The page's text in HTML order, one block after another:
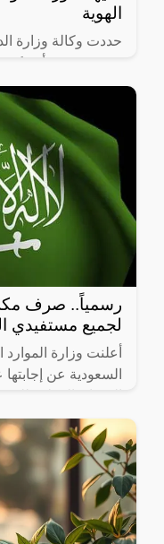
الهوية
صحيحة يجب أن
حين التقدم بطلب
رسمياً.. صرف
لجميع مستفيدي
أعلنت وزارة
السعودية عن
الأضحى، وبحسب